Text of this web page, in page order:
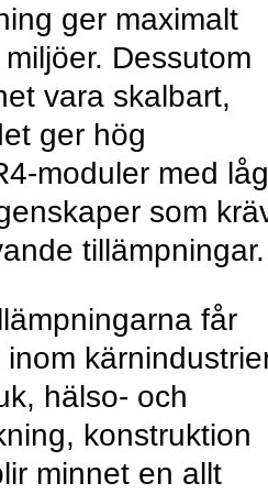
ger maximalt
Dessutom
vara skalbart,
ger hög
moduler med låg
som
tillämpningar.
får
hälso- och
konstruktion
minnet en allt